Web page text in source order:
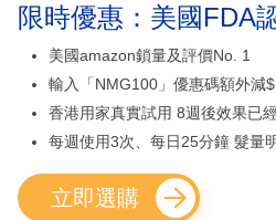
限時優惠：美國FDA
美國amazon鎖量及評價No. 1
輸入「NMG100」優惠碼額外減
香港用家真實試用 8週後效果已
每週使用3次、每日25分鐘 髮量
立即選購